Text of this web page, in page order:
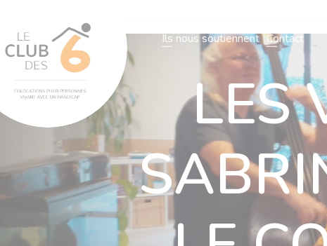
Ils nous soutiennent Contact
Notre organisation Nos villas Actualités
LES